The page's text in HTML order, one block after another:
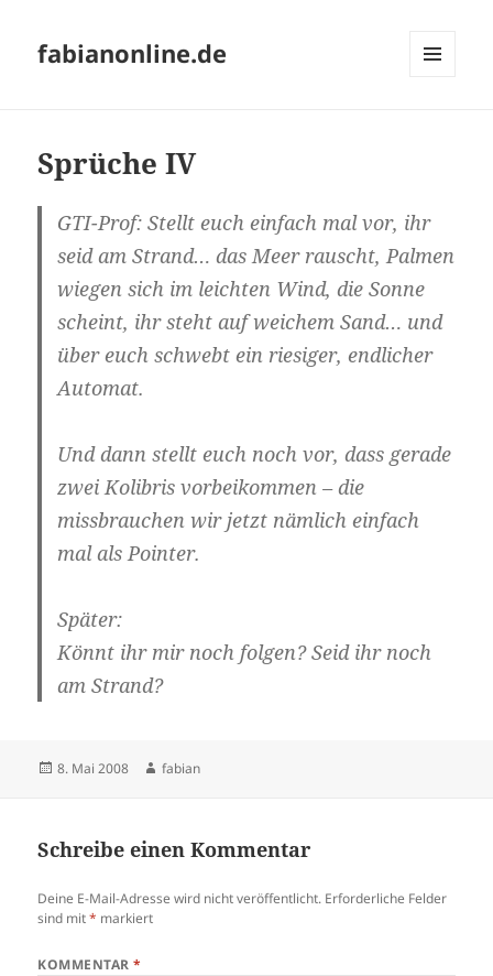
fabianonline.de
Sprüche IV
GTI-Prof: Stellt euch einfach mal vor, ihr
seid am Strand… das Meer rauscht, Palmen
wiegen sich im leichten Wind, die Sonne
scheint, ihr steht auf weichem Sand… und
über euch schwebt ein riesiger, endlicher
Automat.
Und dann stellt euch noch vor, dass gerade
zwei Kolibris vorbeikommen – die
missbrauchen wir jetzt nämlich einfach
mal als Pointer.
Später:
Könnt ihr mir noch folgen? Seid ihr noch
am Strand?
Veröffentlicht
8. Mai 2008 Autor
fabian
Schreibe einen Kommentar
Deine E-Mail-Adresse wird nicht veröffentlicht. Erforderliche Felder
sind mit* markiert
KOMMENTAR*